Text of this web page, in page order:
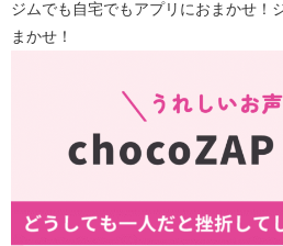
ジムでも自宅でもアプリにおまかせ！
まかせ！